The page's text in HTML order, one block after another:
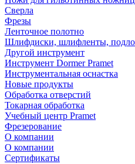
Сверла
Фрезы
Ленточное полотно
Шлифдиски, шлифленты,
Другой инструмент
Инструмент Dormer Pramet
Инструментальная оснастка
Новые продукты
Обработка отверстий
Токарная обработка
Учебный центр Pramet
Фрезерование
О компании
О компании
Сертификаты